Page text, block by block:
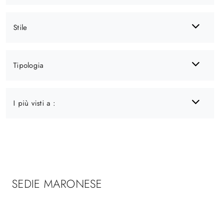
Stile
Tipologia
I più visti a :
SEDIE MARONESE